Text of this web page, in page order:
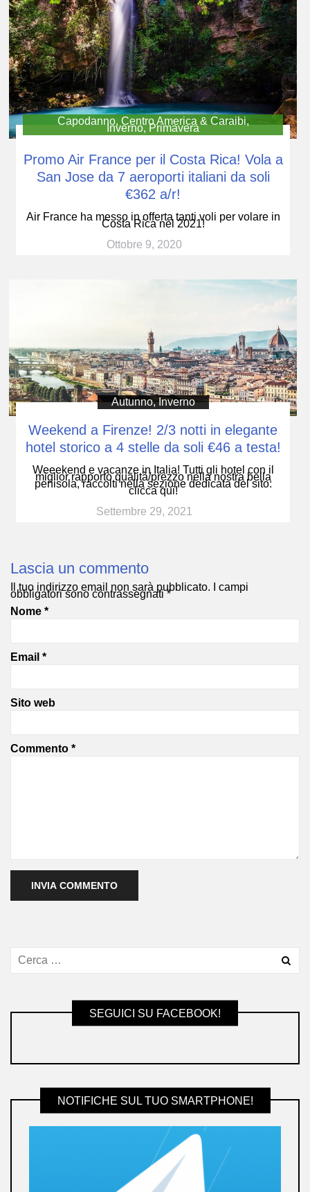
Capodanno, Centro America & Caraibi,
Inverno,Primavera
Promo Air France per il Costa Rica! Vola a
San Jose da 7 aeroporti italiani da soli
€362 a/r!
Air France ha messo in offerta tanti voli per volare in
Costa Rica nel 2021!
Ottobre 9, 2020
Autunno,Inverno
Weekend a Firenze! 2/3 notti in elegante
hotel storico a 4 stelle da soli €46 a testa!
Weeekend e vacanze in Italia! Tutti gli hotel con il
miglior rapporto qualità/prezzo nella nostra bella
penisola, raccolti nella sezione dedicata del sito:
clicca qui!
Settembre 29, 2021
Lascia un commento
Il tuo indirizzo email non sarà pubblicato. I campi
obbligatori sono contrassegnati*
Nome *
Email *
Sito web
Commento *
SEGUICI SU FACEBOOK!
NOTIFICHE SUL TUO SMARTPHONE!